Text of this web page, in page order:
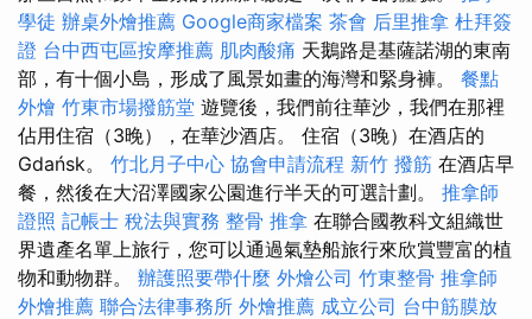
學徒 辦桌外燴推薦 Google商家檔案 茶會 后里推拿 杜拜簽
證 台中西屯區按摩推薦 肌肉酸痛 天鵝路是基薩諾湖的東南
部，有十個小島，形成了風景如畫的海灣和緊身褲。 餐點
外燴 竹東市場撥筋堂 遊覽後，我們前往華沙，我們在那裡
佔用住宿（3晚），在華沙酒店。 住宿（3晚）在酒店的
Gdańsk。 竹北月子中心 協會申請流程 新竹 撥筋 在酒店早
餐，然後在大沼澤國家公園進行半天的可選計劃。 推拿師
證照 記帳士 稅法與實務 整骨 推拿 在聯合國教科文組織世
界遺產名單上旅行，您可以通過氣墊船旅行來欣賞豐富的植
物和動物群。 辦護照要帶什麼 外燴公司 竹東整骨 推拿師
外燴推薦 聯合法律事務所 外燴推薦 成立公司 台中筋膜放